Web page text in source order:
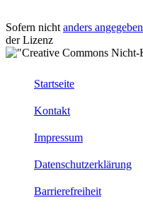
Sofern nicht anders angegeben
der Lizenz
Startseite
Kontakt
Impressum
Datenschutzerklärung
Barrierefreiheit